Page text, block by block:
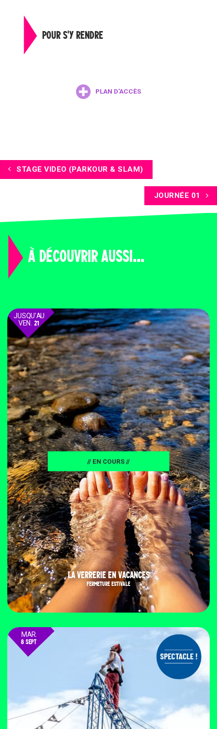
POUR S'Y RENDRE
PLAN D'ACCÈS
STAGE VIDEO (PARKOUR & SLAM)
JOURNÉE 01
À DÉCOUVRIR AUSSI...
JUSQU'AU
VEN. 21
AOÛT
// EN COURS //
LA VERRERIE EN VACANCES
FERMETURE ESTIVALE
MAR.
8 SEPT